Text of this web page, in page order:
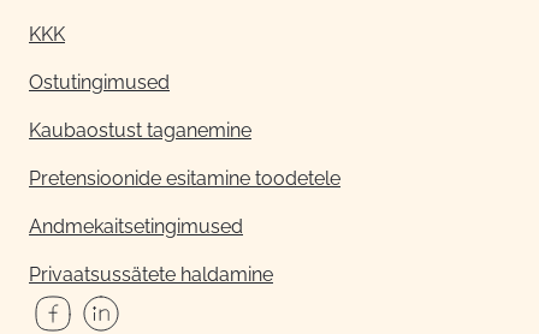
KKK
Ostutingimused
Kaubaostust taganemine
Pretensioonide esitamine toodetele
Andmekaitsetingimused
Privaatsussätete haldamine